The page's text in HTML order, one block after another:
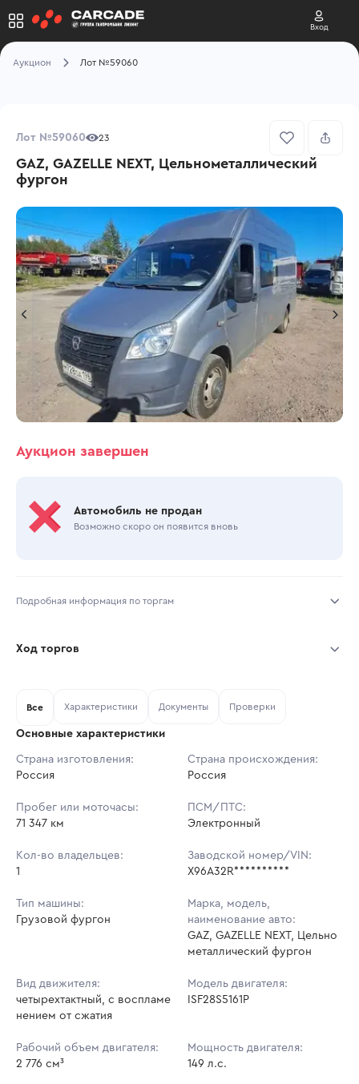
Вход
Аукцион Лот №59060
Лот №59060 23
GAZ, GAZELLE NEXT, Цельнометаллический
фургон
Аукцион завершен
Автомобиль не продан
Возможно скоро он появится вновь
Подробная информация по торгам
Тип аукциона: Открытые торги
Шаг торгов: 5 000 ₽
Кол-во ставок:
Ход торгов
Ставок не найдено
в аукционах
Все Характеристики Документы Проверки
Основные характеристики
Страна изготовления:
Россия
Страна происхождения:
Россия
Пробег или моточасы:
71 347 км
ПСМ/ПТС:
Электронный
Кол-во владельцев:
1
Заводской номер/VIN:
X96A32R**********
Тип машины:
Грузовой фургон
Марка, модель,
наименование авто:
GAZ, GAZELLE NEXT, Цельно
металлический фургон
Вид движителя:
четырехтактный, с воспламе
нением от сжатия
Модель двигателя:
ISF28S5161P
Рабочий объем двигателя:
2 776 см³
Мощность двигателя:
149 л.с.